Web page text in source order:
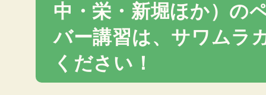
中・栄・新堀ほか）の
バー講習は、サワムラ
ください！